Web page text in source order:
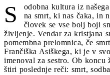
S
odobna kultura iz
na smrt, ki nas čaka, in
človek se vse bolj boji
življenje. Vendar za kristjana
pomembna prelomnica, če
Frančiška Asiškega, ki je v
imenoval za sestro. Ob koncu
štiri poslednje reči: smrt,